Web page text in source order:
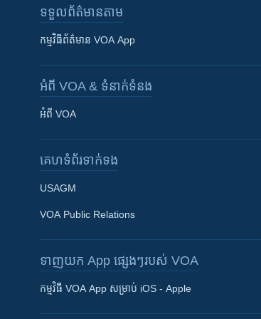
Khmer English
ភាសា
ទទួល​ព័ត៌មាន​តាម
កម្មវិធី​ព័ត៌មាន VOA App
អំពី​ VOA & ទំនាក់ទំនង
អំពី​ VOA
គេហទំព័រ​​ទាក់ទង
USAGM
VOA Public Relations
ទាញយក​ App ផ្សេងៗ​របស់​ VOA
កម្មវិធី​ VOA App សម្រាប់ iOS - Apple